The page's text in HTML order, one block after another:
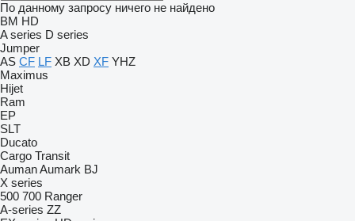
По данному запросу ничего не найдено
BM HD
A series D series
Jumper
AS CF LF XB XD XF YHZ
Maximus
Hijet
Ram
EP
SLT
Ducato
Cargo Transit
AumanAumark BJ
X series
500 700 Ranger
A-series ZZ